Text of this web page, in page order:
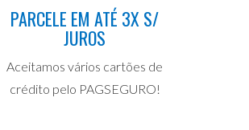
PARCELE EM ATÉ 3X S/
JUROS
Aceitamos vários cartões de
crédito pelo PAGSEGURO!